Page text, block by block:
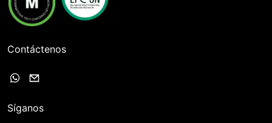
Contáctenos
Síganos